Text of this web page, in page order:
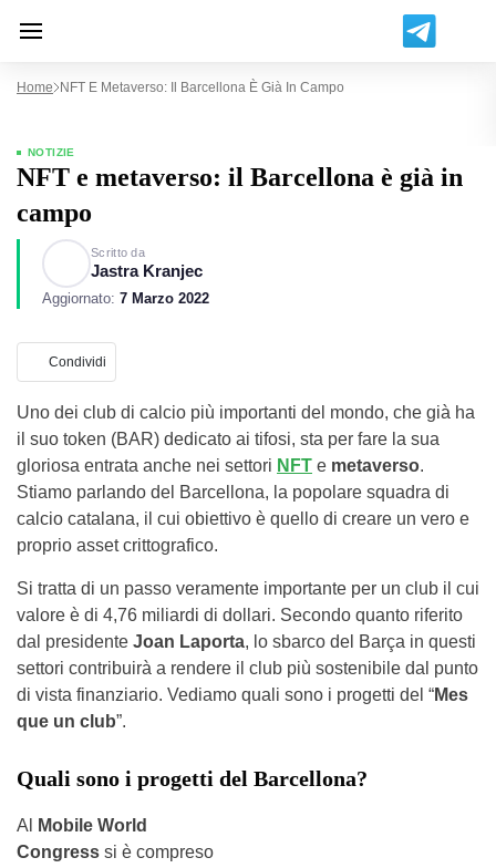
Home NFT E Metaverso: Il Barcellona È Già In Campo
NOTIZIE
NFT e metaverso: il Barcellona è già in
campo
Scritto da
Jastra Kranjec
Aggiornato: 7 Marzo 2022
Condividi
Uno dei club di calcio più importanti del mondo, che già ha
il suo token (BAR) dedicato ai tifosi, sta per fare la sua
gloriosa entrata anche nei settori NFT e metaverso.
Stiamo parlando del Barcellona, la popolare squadra di
calcio catalana, il cui obiettivo è quello di creare un vero e
proprio asset crittografico.
Si tratta di un passo veramente importante per un club il cui
valore è di 4,76 miliardi di dollari. Secondo quanto riferito
dal presidente Joan Laporta, lo sbarco del Barça in questi
settori contribuirà a rendere il club più sostenibile dal punto
di vista finanziario. Vediamo quali sono i progetti del “Mes
que un club”.
Quali sono i progetti del Barcellona?
Al
Mobile World
Congress si è compreso